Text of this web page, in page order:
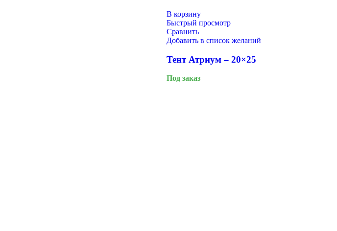
В корзину
Быстрый просмотр
Сравнить
Добавить в список желаний
Тент Атриум – 20×25
Под заказ